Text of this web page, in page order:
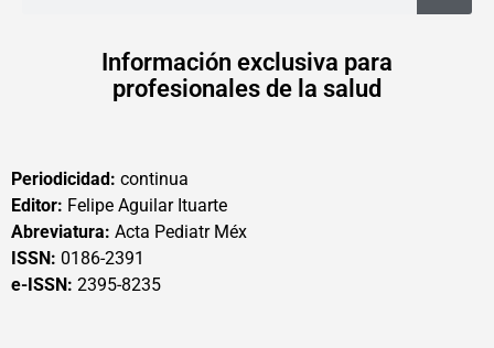
Información exclusiva para
profesionales de la salud
Periodicidad: continua
Editor: Felipe Aguilar Ituarte
Abreviatura: Acta Pediatr Méx
ISSN: 0186-2391
e-ISSN: 2395-8235